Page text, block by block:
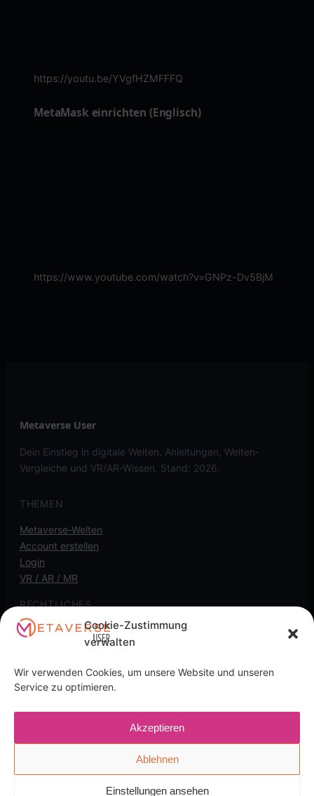
Cookie-Zustimmung
verwalten
Wir verwenden Cookies, um unsere Website und unseren
Service zu optimieren.
Akzeptieren
Ablehnen
Einstellungen ansehen
https://youtu.be/YVgfHZMFFFQ
MetaMask einrichten (Englisch)
https://www.youtube.com/watch?v=GNPz-Dv5BjM
Metaverse User
Dein Einstieg in digitale Welten. Anleitungen, Welten-
Vergleiche und VR/AR-Wissen. Stand: 2026.
THEMEN
Metaverse-Welten
Account erstellen
Login
VR / AR / MR
RECHTLICHES
Kontakt
Cookie-Richtlinie
Transparenz-Hinweis: Diese Seite kann
Affiliate-/Partnerlinks enthalten. Wenn du darüber kaufst,
kann eine Provision anfallen, für dich ohne Mehrkosten.